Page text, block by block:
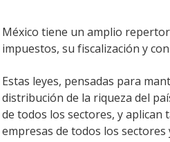
México tiene un amplio
impuestos, su fiscalización y
Estas leyes, pensadas para
distribución de la riqueza del
de todos los sectores, y
empresas de todos los sectores